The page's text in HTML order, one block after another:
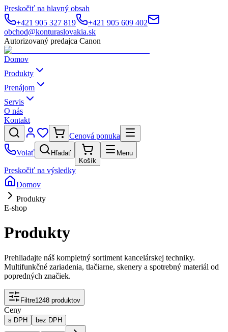
Preskočiť na hlavný obsah
+421 905 327 819
+421 905 609 402
obchod@konturaslovakia.sk
Autorizovaný predajca Canon
Domov
Produkty
Prenájom
Servis
O nás
Kontakt
Cenová ponuka
Volať
Hľadať
Košík
Menu
Preskočiť na výsledky
Domov
Produkty
E-shop
Produkty
Prehliadajte náš kompletný sortiment kancelárskej techniky.
Multifunkčné zariadenia, tlačiarne, skenery a spotrebný materiál od
popredných značiek.
Filtre1 248 produktov
Ceny
s DPH bez DPH